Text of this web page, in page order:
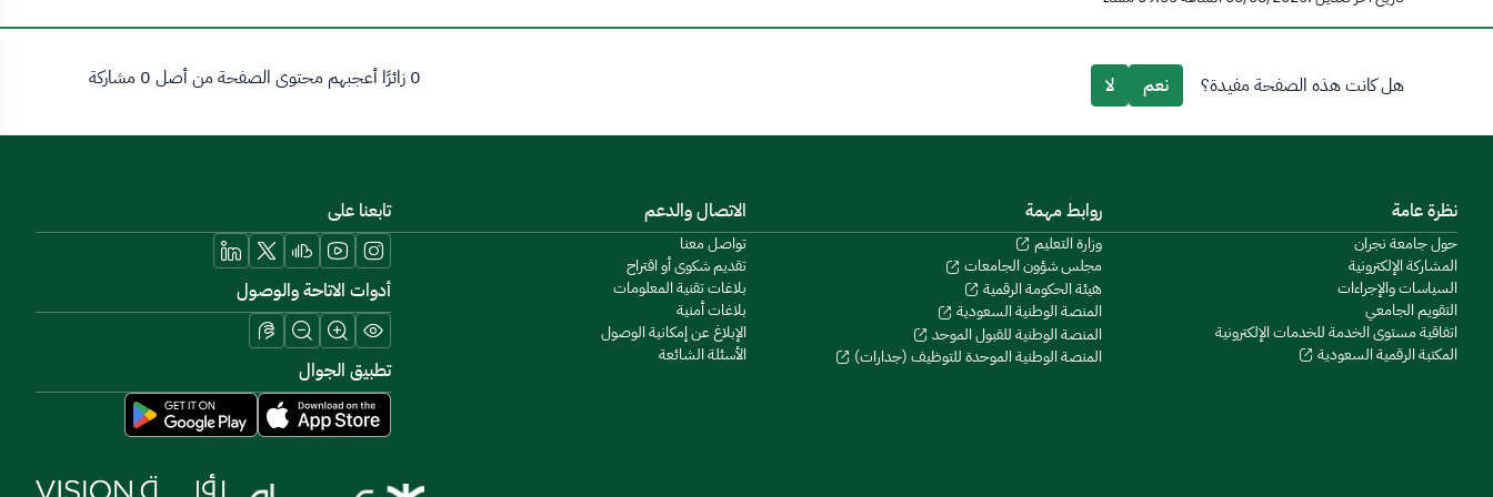
هل كانت هذه الصفحة مفيدة؟ نعم لا 0 زائرًا أعجبهم محتوى الصفحة من أصل 0 مشاركة
نظرة عامة
حول جامعة نجران
المشاركة الإلكترونية
السياسات والإجراءات
التقويم الجامعي
اتفاقية مستوى الخدمة للخدمات الإلكترونية
المكتبة الرقمية السعودية
روابط مهمة
وزارة التعليم
مجلس شؤون الجامعات
هيئة الحكومة الرقمية
المنصة الوطنية السعودية
المنصة الوطنية للقبول الموحد
المنصة الوطنية الموحدة للتوظيف (جدارات)
الاتصال والدعم
تواصل معنا
تقديم شكوى أو اقتراح
بلاغات تقنية المعلومات
بلاغات أمنية
الإبلاغ عن إمكانية الوصول
الأسئلة الشائعة
تابعنا على
أدوات الاتاحة والوصول
تطبيق الجوال